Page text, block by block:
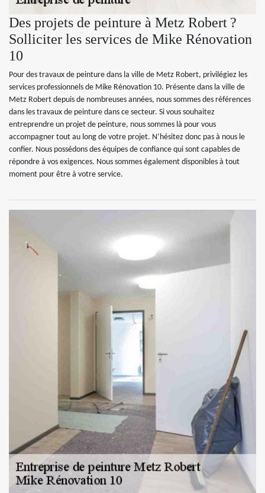
Des projets de peinture à Metz Robert ?
Solliciter les services de Mike Rénovation
10
Pour des travaux de peinture dans la ville de Metz Robert, privilégiez les
services professionnels de Mike Rénovation 10. Présente dans la ville de
Metz Robert depuis de nombreuses années, nous sommes des références
dans les travaux de peinture dans ce secteur. Si vous souhaitez
entreprendre un projet de peinture, nous sommes là pour vous
accompagner tout au long de votre projet. N’hésitez donc pas à nous le
confier. Nous possédons des équipes de confiance qui sont capables de
répondre à vos exigences. Nous sommes également disponibles à tout
moment pour être à votre service.